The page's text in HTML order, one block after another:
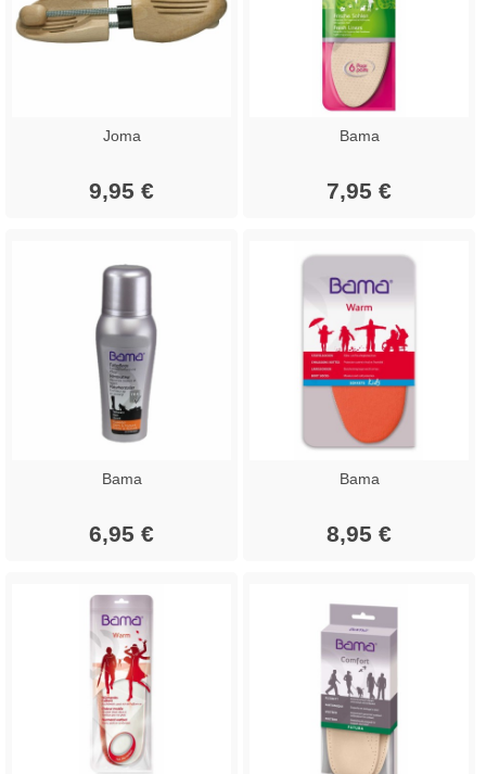
Joma
9,95 €
Bama
7,95 €
Bama
6,95 €
Bama
8,95 €